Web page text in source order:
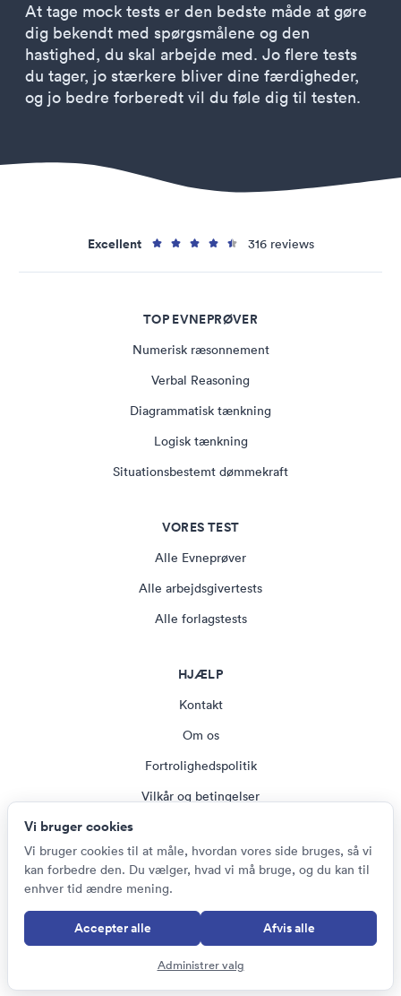
At tage mock tests er den bedste måde at gøre
dig bekendt med spørgsmålene og den
hastighed, du skal arbejde med. Jo flere tests
du tager, jo stærkere bliver dine færdigheder,
og jo bedre forberedt vil du føle dig til testen.
Excellent 316 reviews
TOP EVNEPRØVER
Numerisk ræsonnement
Verbal Reasoning
Diagrammatisk tænkning
Logisk tænkning
Situationsbestemt dømmekraft
VORES TEST
Alle Evneprøver
Alle arbejdsgivertests
Alle forlagstests
HJÆLP
Kontakt
Om os
Fortrolighedspolitik
Vilkår og betingelser
Cookie-indstillinger
© Psychometric Tests 2026
Deense
Vi bruger cookies
Vi bruger cookies til at måle, hvordan vores side bruges, så vi
kan forbedre den. Du vælger, hvad vi må bruge, og du kan til
enhver tid ændre mening.
Accepter alle Afvis alle
Administrer valg